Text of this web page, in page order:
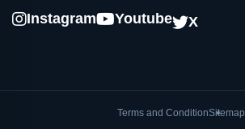
Instagram Youtube X
Terms and ConditionSitemap